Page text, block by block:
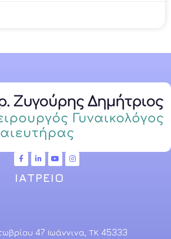
ΙΑΤΡΕΙΟ
47 Ιωάννινα, ΤΚ 45333